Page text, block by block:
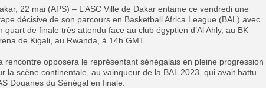
22 mai (APS) – L’ASC Ville de Dakar entame ce vendredi une
décisive de son parcours en Basketball Africa League (BAL) avec
quart de finale très attendu face au club égyptien d’Al Ahly, au BK
de Kigali, au Rwanda, à 14h GMT.
rencontre opposera le représentant sénégalais en pleine progression
la scène continentale, au vainqueur de la BAL 2023, qui avait battu
Douanes du Sénégal en finale.